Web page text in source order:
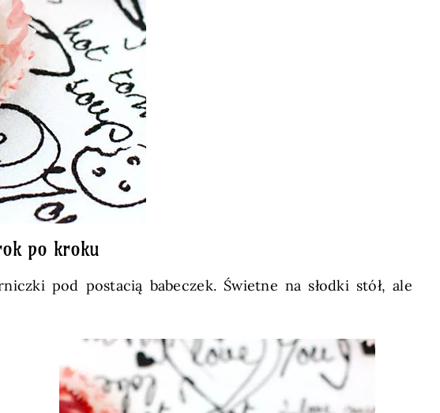
po kroku
pod postacią babeczek. Świetne na słodki stół, ale